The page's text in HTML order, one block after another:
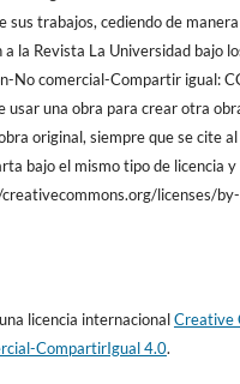
sus trabajos, cediendo de
a la Revista La Universidad bajo
No comercial-Compartir igual:
usar una obra para crear otra
original, siempre que se cite
bajo el mismo tipo de licencia y
licenses/
licencia internacionalCreative
CompartirIgual 4.0.